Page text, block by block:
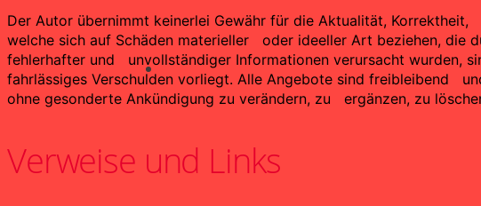
Der Autor übernimmt keinerlei Gewähr für die Aktualität,
welche sich auf Schäden materieller oder ideeller Art beziehen, die
fehlerhafter und unvollständiger Informationen verursacht wurden,
fahrlässiges Verschulden vorliegt. Alle Angebote sind freibleibend
ohne gesonderte Ankündigung zu verändern, zu ergänzen, zu
Verweise und Links